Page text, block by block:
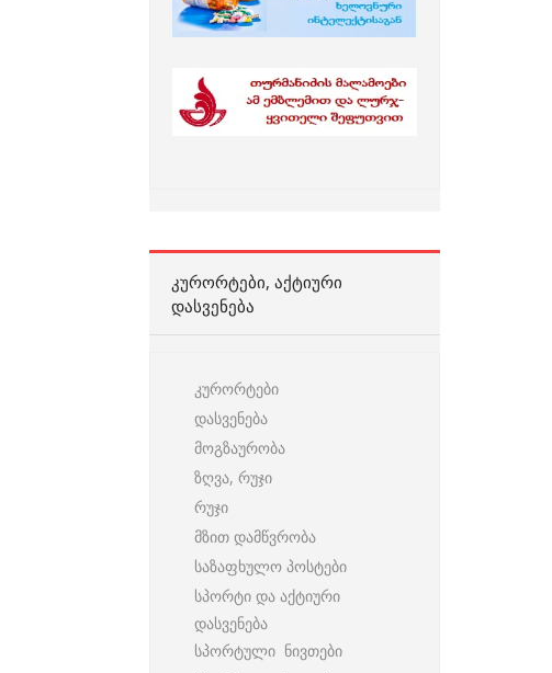
ᲙᲣᲠᲝᲠᲢᲔᲑᲘ, ᲐᲥᲢᲘᲣᲠᲘ
ᲓᲐᲡᲕᲔᲜᲔᲑᲐ
კურორტები
დასვენება
მოგზაურობა
ზღვა, რუჯი
რუჯი
მზით დამწვრობა
საზაფხულო პოსტები
სპორტი და აქტიური
დასვენება
სპორტული ნივთები